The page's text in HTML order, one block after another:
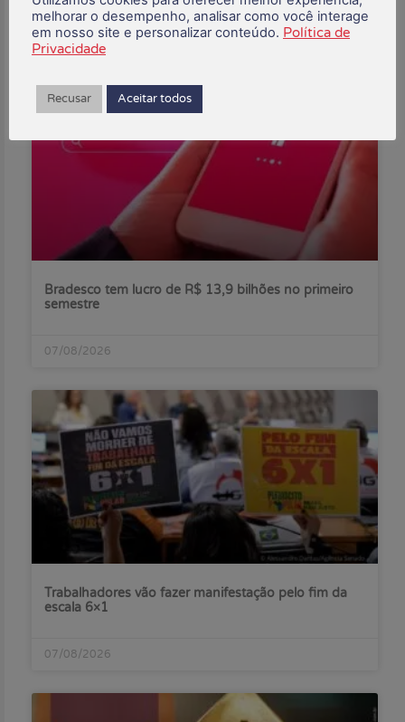
Posts Recentes:
Bradesco tem lucro de R$ 13,9 bilhões no primeiro
semestre
07/08/2026
Trabalhadores vão fazer manifestação pelo fim da
escala 6×1
07/08/2026
melhorar o desempenho, analisar como você interage
em nosso site e personalizar conteúdo. Política de
Privacidade
Recusar Aceitar todos